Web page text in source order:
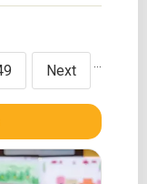
…
Next